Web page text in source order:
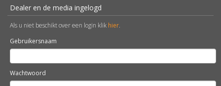
Dealer en de media ingelogd
Als u niet beschikt over een login klik hier.
Gebruikersnaam
Wachtwoord